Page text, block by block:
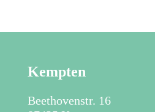
Kempten
Beethovenstr. 16